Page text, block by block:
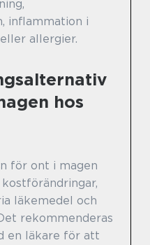
inflammation i
allergier.
hos
för ont i magen
läkemedel och
rekommenderas
en läkare för att